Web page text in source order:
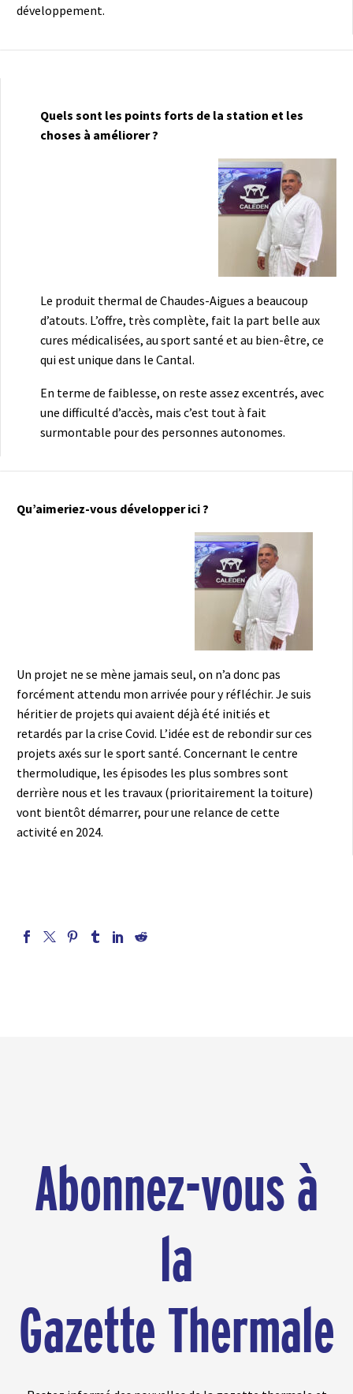
développement.
Quels sont les points forts de la station et les
choses à améliorer ?
Le produit thermal de Chaudes-Aigues a beaucoup
d’atouts. L’offre, très complète, fait la part belle aux
cures médicalisées, au sport santé et au bien-être, ce
qui est unique dans le Cantal.
En terme de faiblesse, on reste assez excentrés, avec
une difficulté d’accès, mais c’est tout à fait
surmontable pour des personnes autonomes.
Qu’aimeriez-vous développer ici ?
Un projet ne se mène jamais seul, on n’a donc pas
forcément attendu mon arrivée pour y réfléchir. Je suis
héritier de projets qui avaient déjà été initiés et
retardés par la crise Covid. L’idée est de rebondir sur ces
projets axés sur le sport santé. Concernant le centre
thermoludique, les épisodes les plus sombres sont
derrière nous et les travaux (prioritairement la toiture)
vont bientôt démarrer, pour une relance de cette
activité en 2024.
Abonnez-vous à
la
Gazette Thermale